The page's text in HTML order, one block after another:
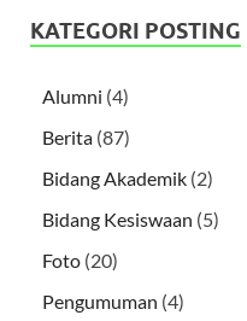
KATEGORI POSTING
Alumni (4)
Berita (87)
Bidang Akademik (2)
Bidang Kesiswaan (5)
Foto (20)
Pengumuman (4)